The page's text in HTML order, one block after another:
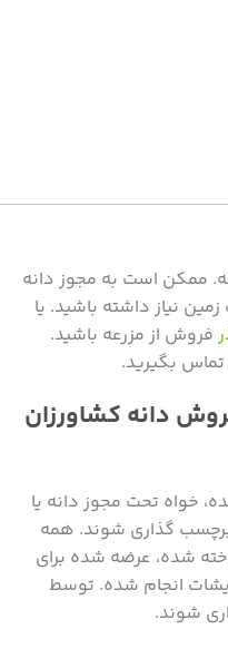
ممکن است به مجوز دانه
نیاز داشته باشید. یا
فروش از مزرعه باشید.
تماس بگیرید.
دانه کشاورزان
خواه تحت مجوز دانه یا
گذاری شوند. همه
شده، عرضه شده برای
انجام شده. توسط
شوند.